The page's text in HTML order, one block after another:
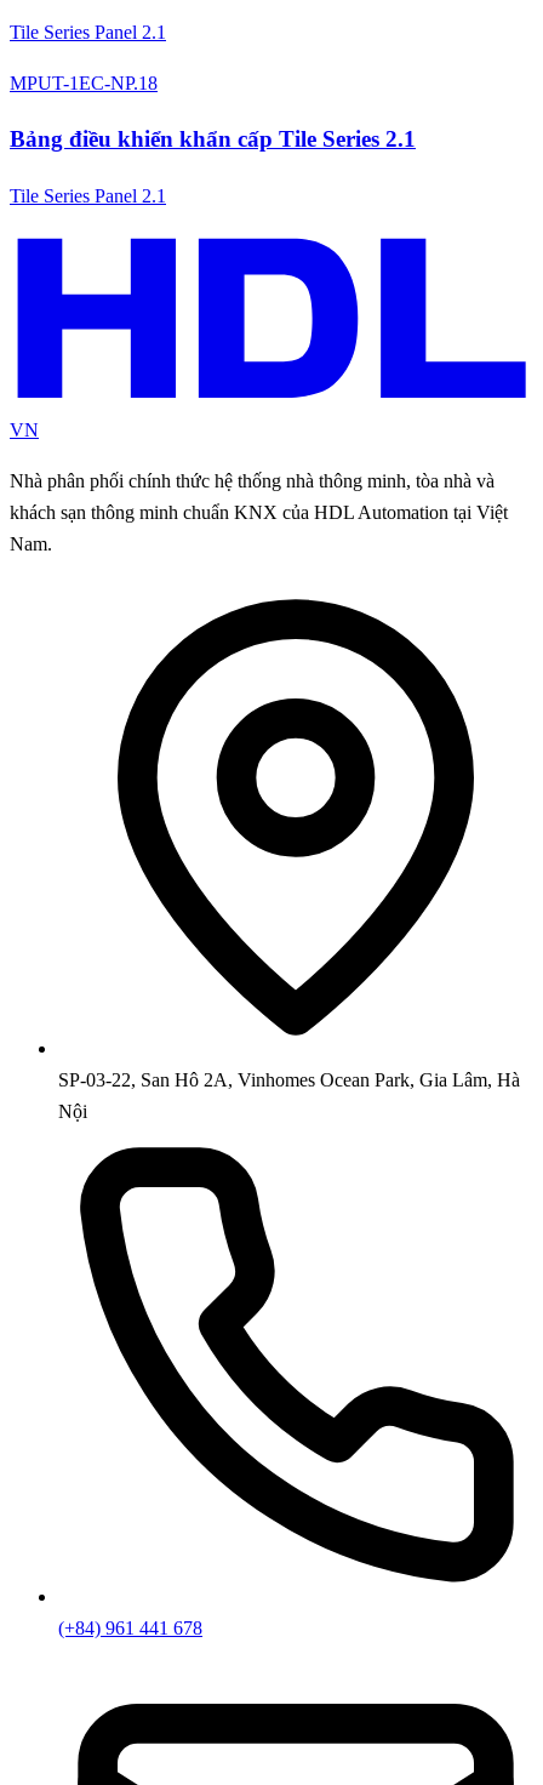
Tile Series Panel 2.1
MPUT-1EC-NP.18
Bảng điều khiển khẩn cấp Tile Series 2.1
Tile Series Panel 2.1
VN
Nhà phân phối chính thức hệ thống nhà thông minh, tòa nhà và
khách sạn thông minh chuẩn KNX của HDL Automation tại Việt
Nam.
SP-03-22, San Hô 2A, Vinhomes Ocean Park, Gia Lâm, Hà
Nội
(+84) 961 441 678